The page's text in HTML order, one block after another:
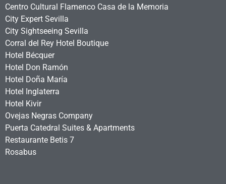
Centro Cultural Flamenco Casa de la Memoria
City Expert Sevilla
City Sightseeing Sevilla
Corral del Rey Hotel Boutique
Hotel Bécquer
Hotel Don Ramón
Hotel Doña María
Hotel Inglaterra
Hotel Kivir
Ovejas Negras Company
Puerta Catedral Suites & Apartments
Restaurante Betis 7
Rosabus